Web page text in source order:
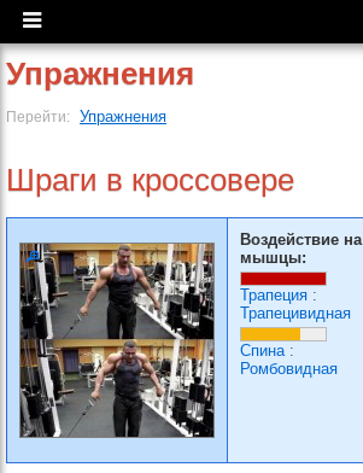
Упражнения
Перейти: Упражнения
Шраги в кроссовере
Воздействие на
мышцы:
Трапеция :
Трапецивидная
Спина:
Ромбовидная